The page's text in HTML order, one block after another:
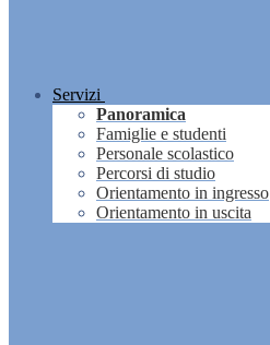
Servizi
Panoramica
Famiglie e studenti
Personale scolastico
Percorsi di studio
Orientamento in ingresso
Orientamento in uscita